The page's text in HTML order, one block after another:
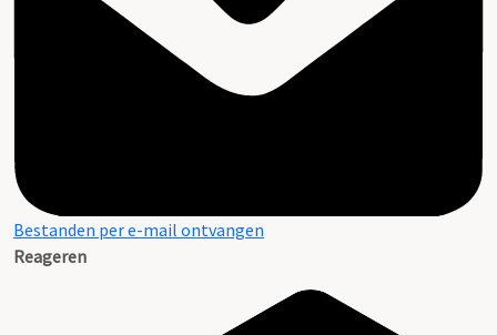
Bestanden per e-mail ontvangen
Reageren